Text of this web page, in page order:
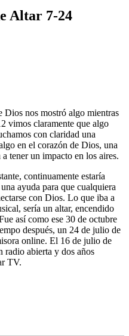
Altar 7-24
Dios nos mostró algo mientras
vimos claramente que algo
con claridad una
en el corazón de Dios, una
tener un impacto en los aires.
continuamente estaría
ayuda para que cualquiera
con Dios. Lo que iba a
sería un altar, encendido
así como ese 30 de octubre
después, un 24 de julio de
online. El 16 de julio de
radio abierta y dos años
TV.